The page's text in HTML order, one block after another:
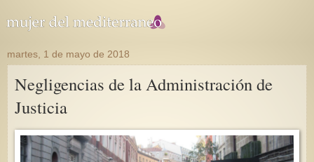
martes, 1 de mayo de 2018
Negligencias de la Administración de
Justicia